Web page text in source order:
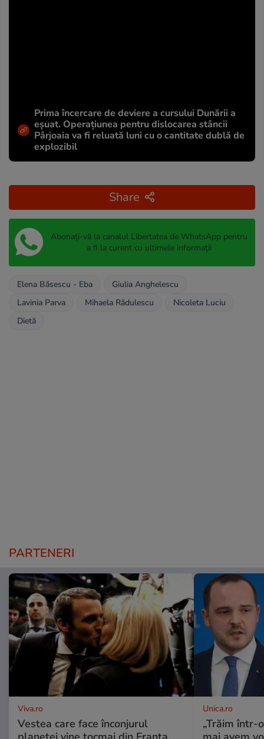
Prima încercare de deviere a cursului Dunării a
eșuat. Operațiunea pentru dislocarea stâncii
Pârjoaia va fi reluată luni cu o cantitate dublă de
explozibil
Share
Abonați-vă la canalul Libertatea de WhatsApp pentru
a fi la curent cu ultimele informații
Elena Băsescu - Eba
Giulia Anghelescu
Lavinia Parva
Mihaela Rădulescu
Nicoleta Luciu
Dietă
PARTENERI
Viva.ro
Vestea care face înconjurul
Unica.ro
„Trăim într-